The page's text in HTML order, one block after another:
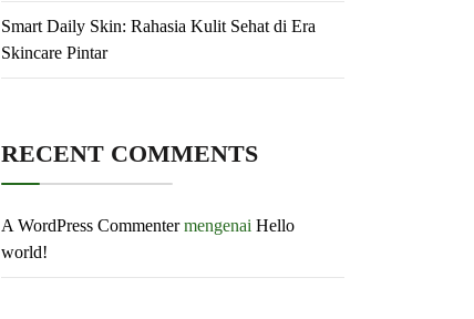
Smart Daily Skin: Rahasia Kulit Sehat di Era
Skincare Pintar
RECENT COMMENTS
A WordPress Commentermengenai Hello
world!